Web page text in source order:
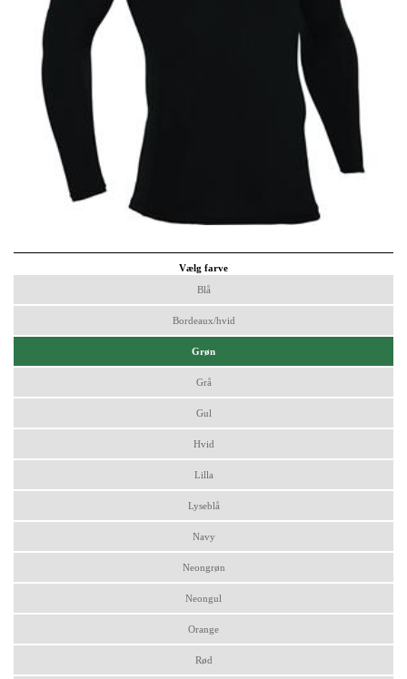
Vælg farve
Blå
Bordeaux/hvid
Grøn
Grå
Gul
Hvid
Lilla
Lyseblå
Navy
Neongrøn
Neongul
Orange
Rød